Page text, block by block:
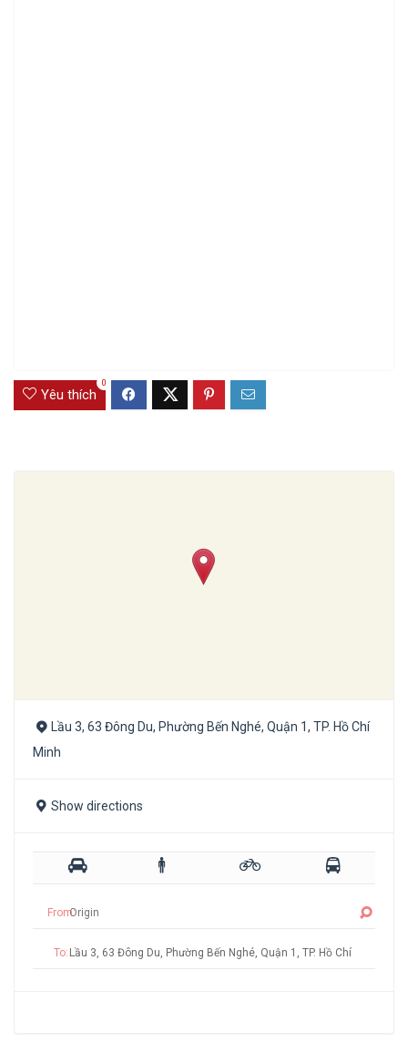
Yêu thích
0
Lầu 3, 63 Đông Du, Phường Bến Nghé, Quận 1, TP. Hồ Chí
Minh
Show directions
From:
To: